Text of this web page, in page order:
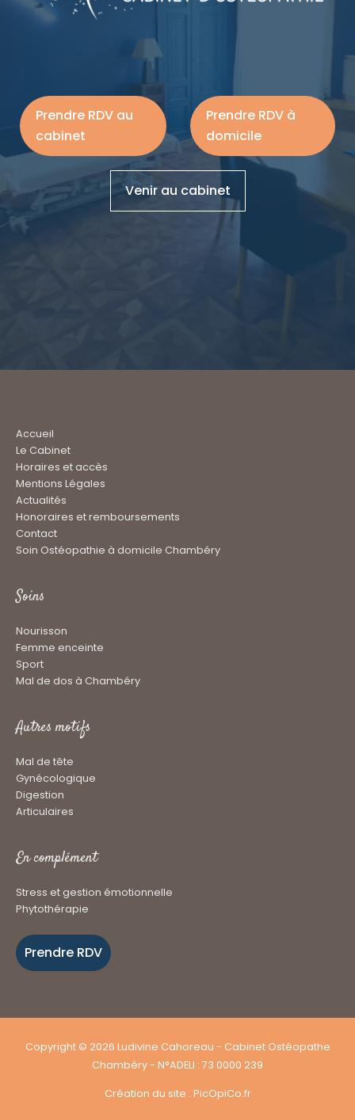
Prendre RDV au
cabinet
Prendre RDV à
domicile
Venir au cabinet
Accueil
Le Cabinet
Horaires et accès
Mentions Légales
Actualités
Honoraires et remboursements
Contact
Soin Ostéopathie à domicile Chambéry
Soins
Nourisson
Femme enceinte
Sport
Mal de dos à Chambéry
Autres motifs
Mal de tête
Gynécologique
Digestion
Articulaires
En complément
Stress et gestion émotionnelle
Phytothérapie
Prendre RDV
Copyright © 2026 Ludivine Cahoreau - Cabinet Ostéopathe
Chambéry - N°ADELI : 73 0000 239
Création du site : PicOpiCo.fr